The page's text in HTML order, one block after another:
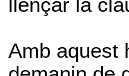
llençar la
Amb aquest